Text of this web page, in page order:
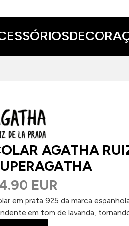
AGATHA
EUR
em prata 925 da marca
em tom de lavanda,